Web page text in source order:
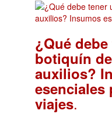
¿Qué
botiquín
auxilios?
esenciales
viajes.